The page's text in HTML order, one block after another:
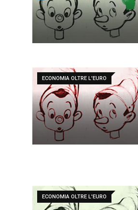
ECONOMIA OLTRE L'EURO
ECONOMIA OLTRE L'EURO